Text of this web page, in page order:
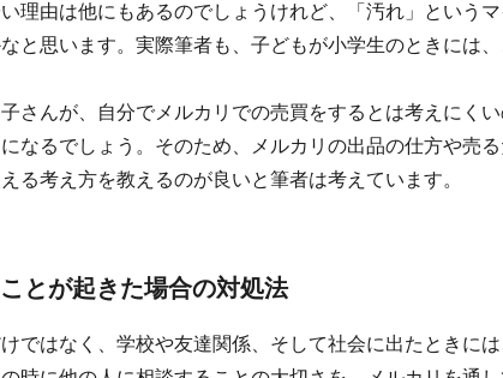
理由は他にもあるのでしょうけれど、「汚れ」という
と思います。実際筆者も、子どもが小学生のときには
さんが、自分でメルカリでの売買をするとは考えにく
なるでしょう。そのため、メルカリの出品の仕方や売
る考え方を教えるのが良いと筆者は考えています。
とが起きた場合の対処法
けではなく、学校や友達関係、そして社会に出たときに